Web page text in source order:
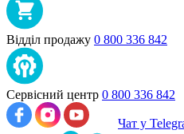
Відділ продажу 0 800 336 842
Сервісний центр 0 800 336 842
Чат у